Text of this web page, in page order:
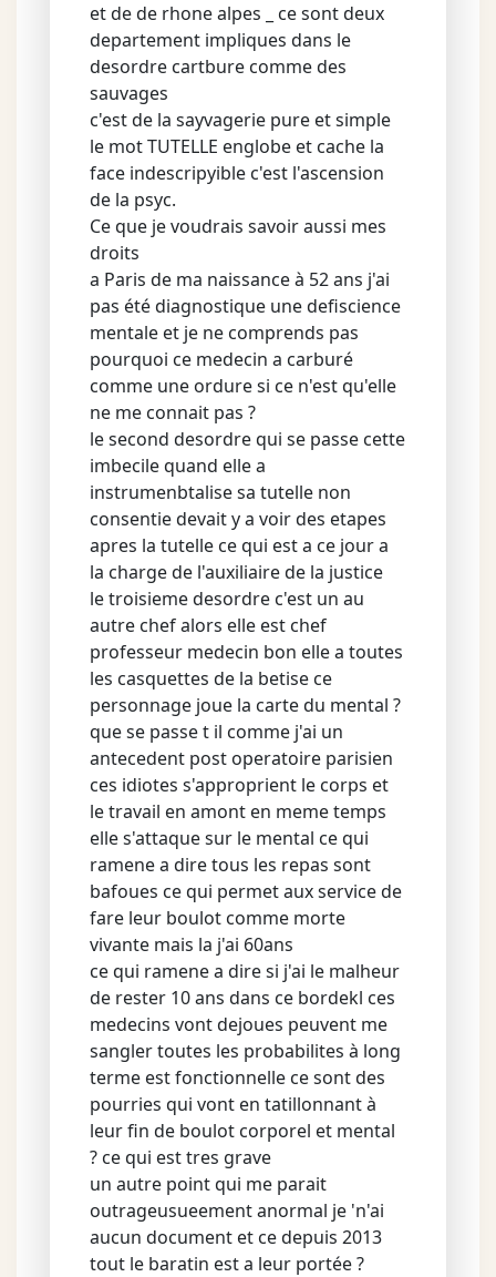
et de de rhone alpes _ ce sont deux
departement impliques dans le
desordre cartbure comme des
sauvages
c'est de la sayvagerie pure et simple
le mot TUTELLE englobe et cache la
face indescripyible c'est l'ascension
de la psyc.
Ce que je voudrais savoir aussi mes
droits
a Paris de ma naissance à 52 ans j'ai
pas été diagnostique une defiscience
mentale et je ne comprends pas
pourquoi ce medecin a carburé
comme une ordure si ce n'est qu'elle
ne me connait pas ?
le second desordre qui se passe cette
imbecile quand elle a
instrumenbtalise sa tutelle non
consentie devait y a voir des etapes
apres la tutelle ce qui est a ce jour a
la charge de l'auxiliaire de la justice
le troisieme desordre c'est un au
autre chef alors elle est chef
professeur medecin bon elle a toutes
les casquettes de la betise ce
personnage joue la carte du mental ?
que se passe t il comme j'ai un
antecedent post operatoire parisien
ces idiotes s'approprient le corps et
le travail en amont en meme temps
elle s'attaque sur le mental ce qui
ramene a dire tous les repas sont
bafoues ce qui permet aux service de
fare leur boulot comme morte
vivante mais la j'ai 60ans
ce qui ramene a dire si j'ai le malheur
de rester 10 ans dans ce bordekl ces
medecins vont dejoues peuvent me
sangler toutes les probabilites à long
terme est fonctionnelle ce sont des
pourries qui vont en tatillonnant à
leur fin de boulot corporel et mental
? ce qui est tres grave
un autre point qui me parait
outrageusueement anormal je 'n'ai
aucun document et ce depuis 2013
tout le baratin est a leur portée ?